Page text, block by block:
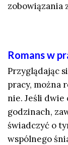
zobowiązania
Romans w
Przyglądając
pracy, można
nie. Jeśli dwie
godzinach,
świadczyć o
wspólnego